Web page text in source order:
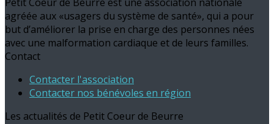
agréée aux «usagers du système de santé», qui a pour
but d’améliorer la prise en charge des personnes nées
avec une malformation cardiaque et de leurs familles.
Contact
Contacter l'association
Contacter nos bénévoles en région
Les actualités de Petit Coeur de Beurre